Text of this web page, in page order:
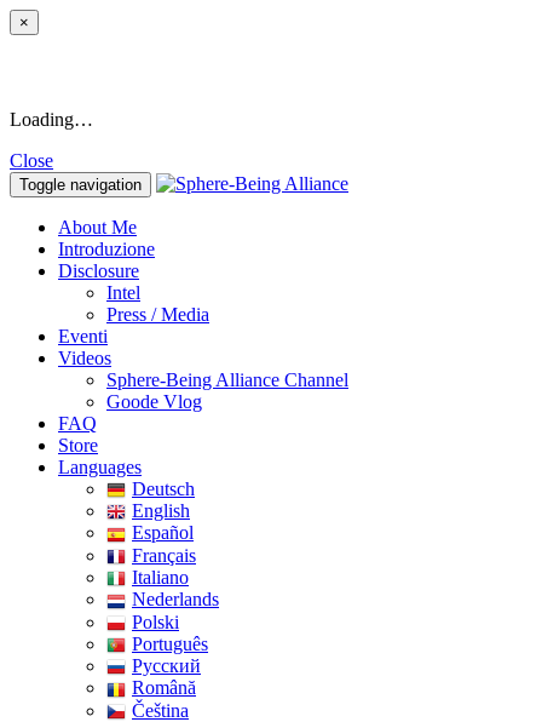
×
Loading…
Close
Toggle navigation
About Me
Introduzione
Disclosure
Intel
Press / Media
Eventi
Videos
Sphere-Being Alliance Channel
Goode Vlog
FAQ
Store
Languages
Deutsch
English
Español
Français
Italiano
Nederlands
Polski
Português
Pусский
Română
Čeština